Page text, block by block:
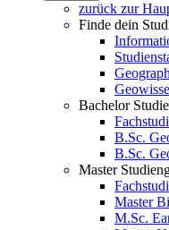
zurück zur
Finde dein
Bachelor
B.Sc.
B.Sc.
Master
Master
M.Sc.